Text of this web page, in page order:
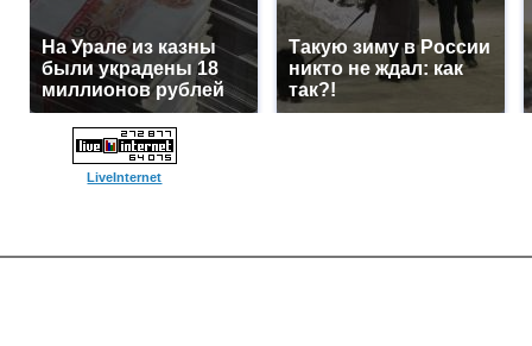
На Урале из казны
были украдены 18
миллионов рублей
Такую зиму в России
никто не ждал: как
так?!
LiveInternet